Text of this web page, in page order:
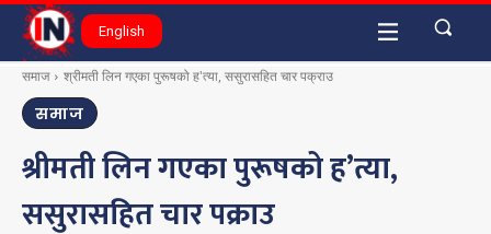
English
समाज श्रीमती लिन गएका पुरूषको ह'त्या, ससुरासहित चार पक्राउ
समाज
श्रीमती लिन गएका पुरूषको ह’त्या,
ससुरासहित चार पक्राउ